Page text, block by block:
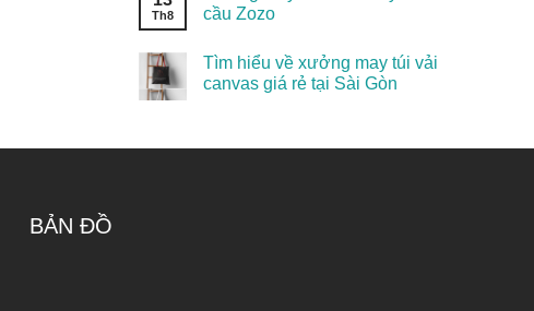
Th8
cầu Zozo
Tìm hiểu về xưởng may túi vải
canvas giá rẻ tại Sài Gòn
BẢN ĐỒ